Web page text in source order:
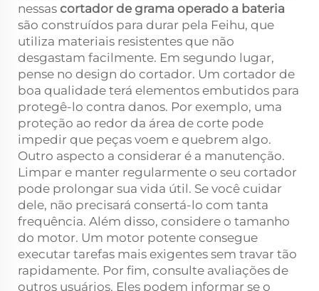
nessas cortador de grama operado a bateria
são construídos para durar pela Feihu, que
utiliza materiais resistentes que não
desgastam facilmente. Em segundo lugar,
pense no design do cortador. Um cortador de
boa qualidade terá elementos embutidos para
protegê-lo contra danos. Por exemplo, uma
proteção ao redor da área de corte pode
impedir que peças voem e quebrem algo.
Outro aspecto a considerar é a manutenção.
Limpar e manter regularmente o seu cortador
pode prolongar sua vida útil. Se você cuidar
dele, não precisará consertá-lo com tanta
frequência. Além disso, considere o tamanho
do motor. Um motor potente consegue
executar tarefas mais exigentes sem travar tão
rapidamente. Por fim, consulte avaliações de
outros usuários. Eles podem informar se o